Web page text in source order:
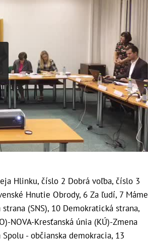
Hlinku, číslo 2 Dobrá voľba, číslo 3
Hnutie Obrody, 6 Za ľudí, 7 Máme
(SNS), 10 Demokratická strana,
NOVA-Kresťanská únia (KÚ)-Zmena
- občianska demokracia, 13